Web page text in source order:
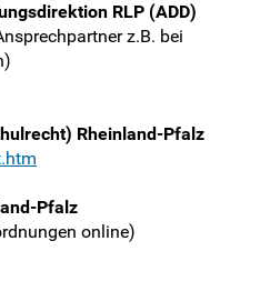
RLP (ADD)
z.B. bei
Rheinland-Pfalz
Pfalz
online)